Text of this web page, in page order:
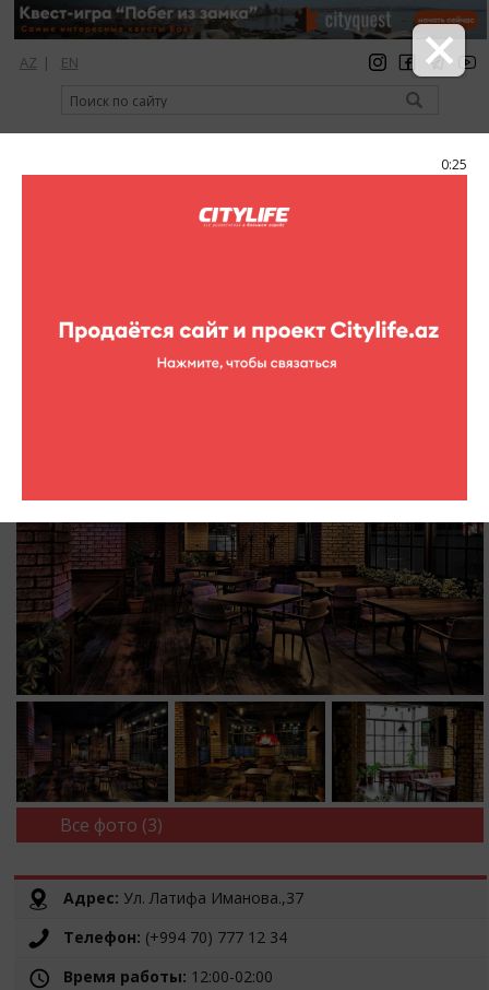
0:25
AZ | EN
регистрация вход Citylife Magazine
Metropol Restaurant & Pub
Все фото (3)
Адрес: Ул. Латифа Иманова.,37
Телефон: (+994 70) 777 12 34
Время работы: 12:00-02:00